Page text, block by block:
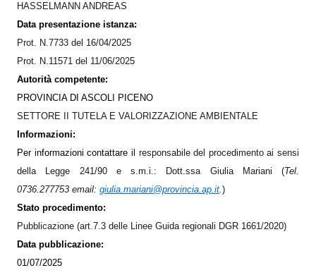
HASSELMANN ANDREAS
Data presentazione istanza:
Prot. N.7733 del 16/04/2025
Prot. N.11571 del 11/06/2025
Autorità competente:
PROVINCIA DI ASCOLI PICENO
SETTORE II TUTELA E VALORIZZAZIONE AMBIENTALE
Informazioni:
Per informazioni contattare il responsabile del procedimento ai sensi
della Legge 241/90 e s.m.i.: Dott.ssa Giulia Mariani (Tel.
0736.277753 email: giulia.mariani@provincia.ap.it.)
Stato procedimento:
Pubblicazione (art.7.3 delle Linee Guida regionali DGR 1661/2020)
Data pubblicazione:
01/07/2025